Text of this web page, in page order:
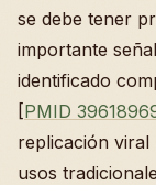
se debe tener
importante
identificado
[PMID
replicación viral
usos